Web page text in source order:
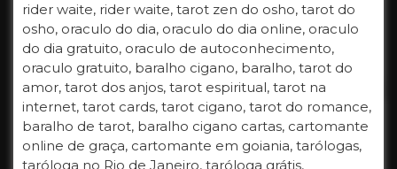
rider waite, rider waite, tarot zen do osho, tarot do
osho, oraculo do dia, oraculo do dia online, oraculo
do dia gratuito, oraculo de autoconhecimento,
oraculo gratuito, baralho cigano, baralho, tarot do
amor, tarot dos anjos, tarot espiritual, tarot na
internet, tarot cards, tarot cigano, tarot do romance,
baralho de tarot, baralho cigano cartas, cartomante
online de graça, cartomante em goiania, tarólogas,
taróloga no Rio de Janeiro, taróloga grátis,